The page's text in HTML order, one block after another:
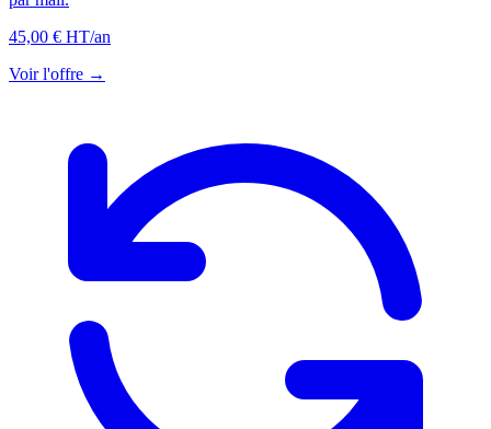
45,00 € HT/an
Voir l'offre →